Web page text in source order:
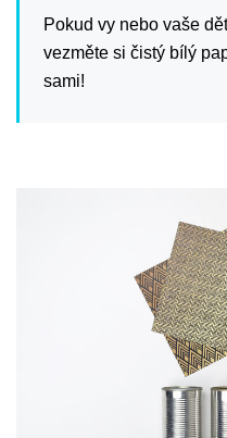
Pokud vy nebo vaše
vezměte si čistý bílý
sami!